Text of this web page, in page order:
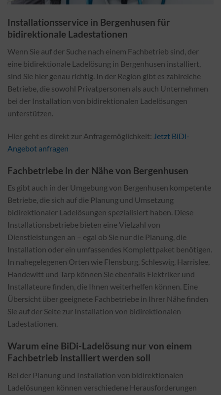
Installationsservice in Bergenhusen für
bidirektionale Ladestationen
Wenn Sie auf der Suche nach einem Fachbetrieb sind, der
eine bidirektionale Ladelösung in Bergenhusen installiert,
sind Sie hier genau richtig. In der Region gibt es zahlreiche
Betriebe, die sowohl Privatpersonen als auch Unternehmen
bei der Installation von bidirektionalen Ladelösungen
unterstützen.
Hier geht es direkt zur Anfragemöglichkeit: Jetzt BiDi-
Angebot anfragen
Fachbetriebe in der Nähe von Bergenhusen
Es gibt auch in der Umgebung von Bergenhusen kompetente
Betriebe, die sich auf die Planung und Umsetzung
bidirektionaler Ladelösungen spezialisiert haben. Diese
Installationsbetriebe bieten eine Vielzahl von
Dienstleistungen an – egal ob Sie nur die Planung, die
Installation oder ein umfassendes Komplettpaket benötigen.
In nahegelegenen Orten wie Flensburg, Schleswig, Harrislee,
Handewitt und Tarp können Sie ebenfalls Elektriker und
Installateure finden, die Ihnen weiterhelfen können. Eine
Übersicht über geeignete Fachbetriebe in Ihrer Nähe finden
Sie auf der Seite zur Installation von bidirektionalen
Ladestationen.
Warum eine BiDi-Ladelösung nur von einem
Fachbetrieb installiert werden soll
Bei der Planung und Installation von bidirektionalen
Ladelösungen können verschiedene Herausforderungen